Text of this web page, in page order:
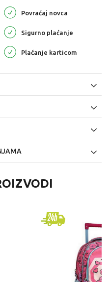
Povraćaj novca
Sigurno plaćanje
Plaćanje karticom